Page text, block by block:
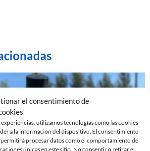
el consentimiento de
utilizamos tecnologías como las cookies
a la información del dispositivo. El consentimiento
permitirá procesar datos como el comportamiento de
únicas en este sitio. No consentir o retirar el